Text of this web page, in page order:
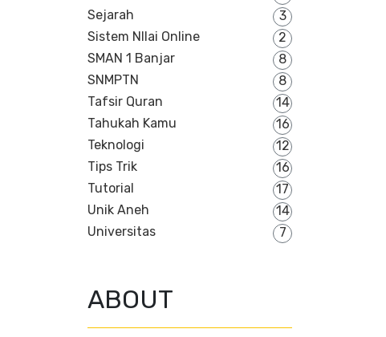
Sejarah
3
Sistem NIlai Online
2
SMAN 1 Banjar
8
SNMPTN
8
Tafsir Quran
14
Tahukah Kamu
16
Teknologi
12
Tips Trik
16
Tutorial
17
Unik Aneh
14
Universitas
7
ABOUT